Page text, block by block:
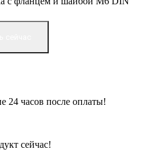
24 часов после оплаты!
сейчас!